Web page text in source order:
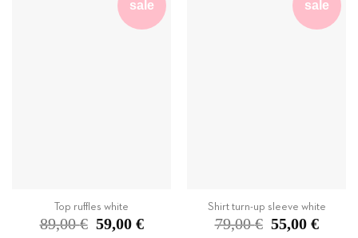
sale
Top ruffles white
89,00€
Original
price
59,00 €Current
price
sale
Shirt turn-up sleeve white
79,00€
Original
price
55,00 €Current
price